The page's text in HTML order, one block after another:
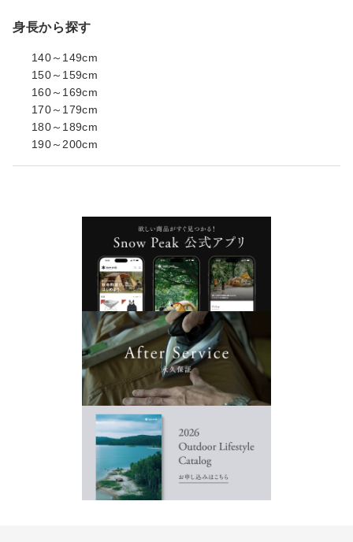
身長から探す
140～149cm
150～159cm
160～169cm
170～179cm
180～189cm
190～200cm